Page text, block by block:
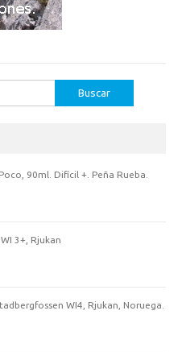
90ml. Difícil +. Peña Rueba.
3+, Rjukan
WI4, Rjukan, Noruega.